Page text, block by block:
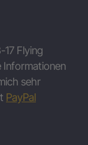
17 Flying
Informationen
sehr
PayPal